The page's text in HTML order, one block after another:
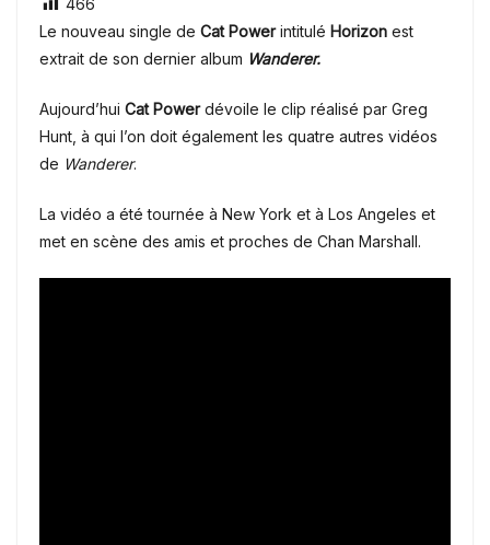
Le nouveau single de Cat Powerintitulé Horizon est
extrait de son dernier album Wanderer.
Aujourd’hui Cat Powerdévoile le clip réalisé par Greg
Hunt, à qui l’on doit également les quatre autres vidéos
de Wanderer.
La vidéo a été tournée à New York et à Los Angeles et
met en scène des amis et proches de Chan Marshall.